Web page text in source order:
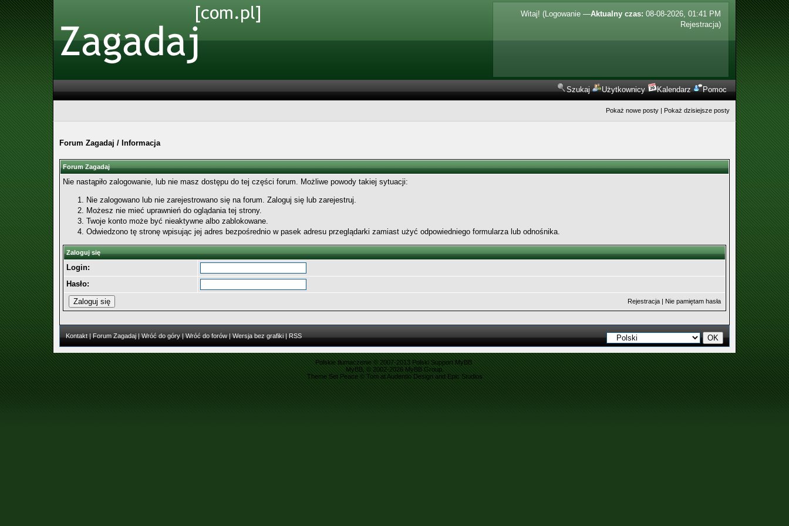
Aktualny czas: 08-08-2026, 01:41 PM
Witaj! (Logowanie —
Rejestracja)
Szukaj Użytkownicy Kalendarz Pomoc
Pokaż nowe posty | Pokaż dzisiejsze posty
Forum Zagadaj / Informacja
Forum Zagadaj
Nie nastąpiło zalogowanie, lub nie masz dostępu do tej części forum. Możliwe powody takiej sytuacji:
Nie zalogowano lub nie zarejestrowano się na forum. Zaloguj się lub zarejestruj.
Możesz nie mieć uprawnień do oglądania tej strony.
Twoje konto może być nieaktywne albo zablokowane.
Odwiedzono tę stronę wpisując jej adres bezpośrednio w pasek adresu przeglądarki zamiast użyć odpowiedniego formularza lub odnośnika.
Zaloguj się
Login:
Hasło:
Rejestracja| Nie pamiętam hasła
Kontakt| Forum Zagadaj| Wróć do góry| Wróć do forów| Wersja bez grafiki| RSS
Polskie tłumaczenie © 2007-2013Polski Support MyBB
MyBB, © 2002-2026MyBB Group.
Theme Set Peace ©TomatAudentio DesignandEpic Studios